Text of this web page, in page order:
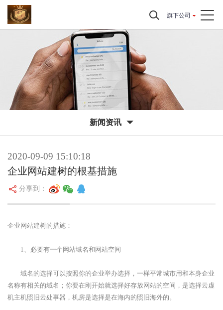
旗下公司
新闻资讯
2020-09-09 15:10:18
企业网站建树的根基措施
分享到：
企业网站建树的措施：
1、必要有一个网站域名和网站空间
域名的选择可以按照你的企业举办选择，一样平常城市用和本身企业
名称有相关的域名；你要在刚开始就选择好存放网站的空间，是选择云虚
机主机照旧云处事器，机房是选择是在海内的照旧海外的。